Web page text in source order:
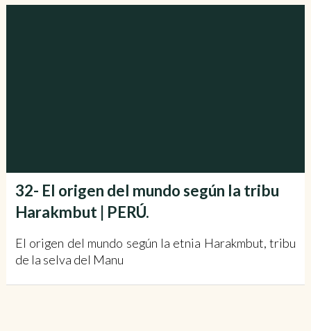
32- El origen del mundo según la tribu
Harakmbut | PERÚ.
El origen del mundo según la etnia Harakmbut, tribu
de la selva del Manu